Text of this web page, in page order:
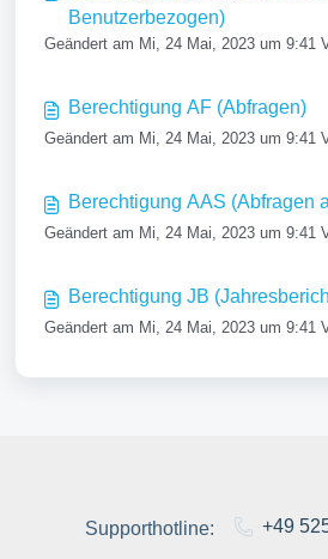
Benutzerbezogen)
Geändert am Mi, 24 Mai, 2023 um 9:41
Berechtigung AF (Abfragen)
Geändert am Mi, 24 Mai, 2023 um 9:41
Berechtigung AAS (Abfragen
Geändert am Mi, 24 Mai, 2023 um 9:41
Berechtigung JB
Geändert am Mi, 24 Mai, 2023 um 9:41
Supporthotline: +49